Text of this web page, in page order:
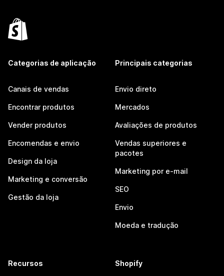
Categorias de aplicação
Canais de vendas
Encontrar produtos
Vender produtos
Encomendas e envio
Design da loja
Marketing e conversão
Gestão da loja
Principais categorias
Envio direto
Mercados
Avaliações de produtos
Vendas superiores e
pacotes
Marketing por e-mail
SEO
Envio
Moeda e tradução
Recursos Shopify